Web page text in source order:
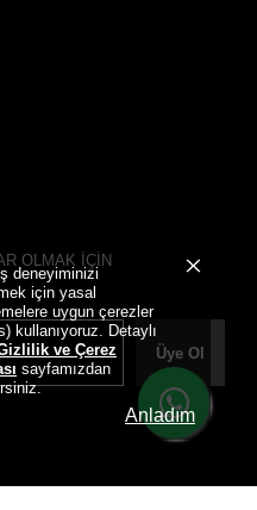
deneyiminizi
için yasal
uygun çerezler
kullanıyoruz. Detaylı
ve Çerez
sayfamızdan
Anladım
OLMAK İÇİN
Üye Ol